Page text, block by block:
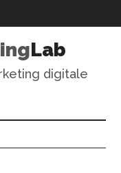
Lab
digitale